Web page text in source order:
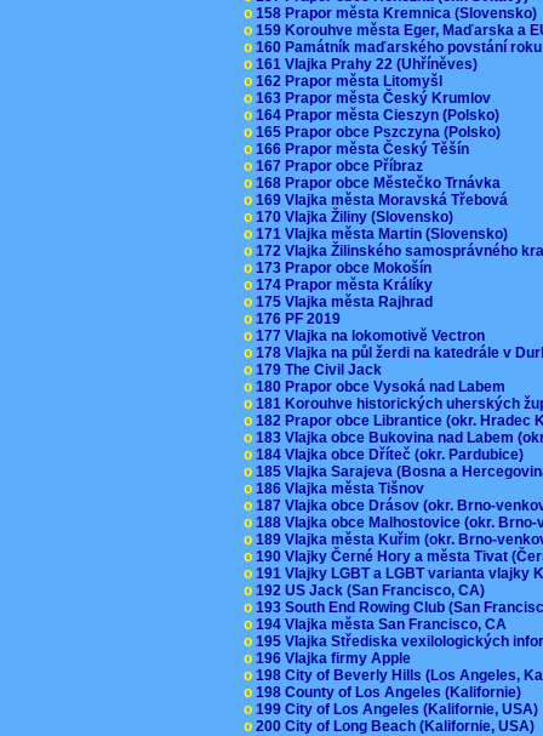
o 158 Prapor města Kremnica (Slovensko)
o 159 Korouhve města Eger, Maďarska a
o 160 Památník maďarského povstání
o 161 Vlajka Prahy 22 (Uhříněves)
o 162 Prapor města Litomyšl
o 163 Prapor města Český Krumlov
o 164 Prapor města Cieszyn (Polsko)
o 165 Prapor obce Pszczyna (Polsko)
o 166 Prapor města Český Těšín
o 167 Prapor obce Příbraz
o 168 Prapor obce Městečko Trnávka
o 169 Vlajka města Moravská Třebová
o 170 Vlajka Žiliny (Slovensko)
o 171 Vlajka města Martin (Slovensko)
o 172 Vlajka Žilinského samosprávného
o 173 Prapor obce Mokošín
o 174 Prapor města Králíky
o 175 Vlajka města Rajhrad
o 176 PF 2019
o 177 Vlajka na lokomotivě Vectron
o 178 Vlajka na půl žerdi na katedrále v
o 179 The Civil Jack
o 180 Prapor obce Vysoká nad Labem
o 181 Korouhve historických uherských
o 182 Prapor obce Librantice (okr. Hradec
o 183 Vlajka obce Bukovina nad Labem
o 184 Vlajka obce Dříteč (okr. Pardubice)
o 185 Vlajka Sarajeva (Bosna a
o 186 Vlajka města Tišnov
o 187 Vlajka obce Drásov (okr. Brno-
o 188 Vlajka obce Malhostovice (okr.
o 189 Vlajka města Kuřim (okr. Brno-
o 190 Vlajky Černé Hory a města Tivat
o 191 Vlajky LGBT a LGBT varianta vlajky
o 192 US Jack (San Francisco, CA)
o 193 South End Rowing Club (San
o 194 Vlajka města San Francisco, CA
o 195 Vlajka Střediska vexilologických
o 196 Vlajka firmy Apple
o 198 City of Beverly Hills (Los Angeles,
o 198 County of Los Angeles (Kalifornie)
o 199 City of Los Angeles (Kalifornie,
o 200 City of Long Beach (Kalifornie, USA)